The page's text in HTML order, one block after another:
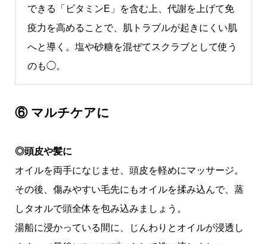
できる「ビタミンE」を含む上、代謝を上げて免
疫力を高めることで、肌トラブルが起きにくい肌
へと導く。塩や砂糖を混ぜてスクラブとして使う
のも◯。
⑥ マルチケアに
◎頭皮や髪に
オイルを両手になじませ、頭皮を軽めにマッサージ。
その後、傷みやすい毛先にもオイルを揉み込んで、蒸
しタオルで頭全体を包み込みましょう。
湯船に浸かっている間に、じんわりとオイルが浸透し